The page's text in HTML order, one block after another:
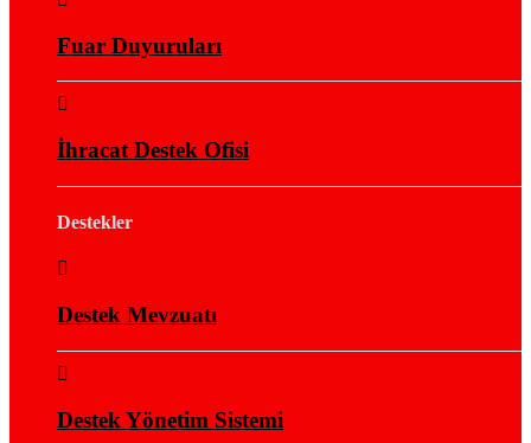
Fuar Duyuruları
İhracat Destek Ofisi
Destekler
Destek Mevzuatı
Destek Yönetim Sistemi